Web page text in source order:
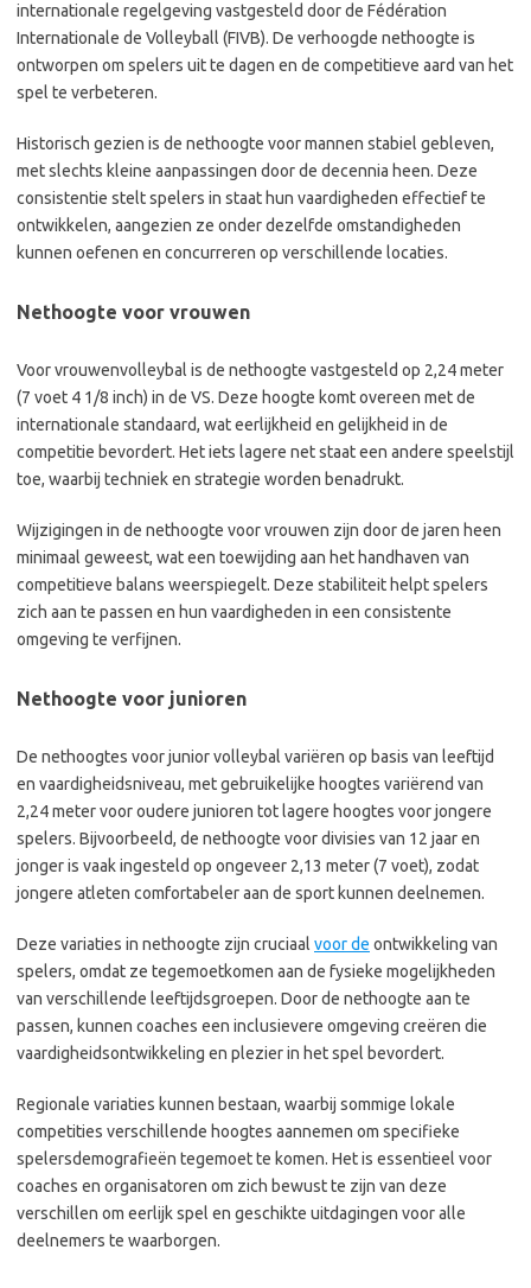
internationale regelgeving vastgesteld door de Fédération
Internationale de Volleyball (FIVB). De verhoogde nethoogte is
ontworpen om spelers uit te dagen en de competitieve aard van het
spel te verbeteren.
Historisch gezien is de nethoogte voor mannen stabiel gebleven,
met slechts kleine aanpassingen door de decennia heen. Deze
consistentie stelt spelers in staat hun vaardigheden effectief te
ontwikkelen, aangezien ze onder dezelfde omstandigheden
kunnen oefenen en concurreren op verschillende locaties.
Nethoogte voor vrouwen
Voor vrouwenvolleybal is de nethoogte vastgesteld op 2,24 meter
(7 voet 4 1/8 inch) in de VS. Deze hoogte komt overeen met de
internationale standaard, wat eerlijkheid en gelijkheid in de
competitie bevordert. Het iets lagere net staat een andere speelstijl
toe, waarbij techniek en strategie worden benadrukt.
Wijzigingen in de nethoogte voor vrouwen zijn door de jaren heen
minimaal geweest, wat een toewijding aan het handhaven van
competitieve balans weerspiegelt. Deze stabiliteit helpt spelers
zich aan te passen en hun vaardigheden in een consistente
omgeving te verfijnen.
Nethoogte voor junioren
De nethoogtes voor junior volleybal variëren op basis van leeftijd
en vaardigheidsniveau, met gebruikelijke hoogtes variërend van
2,24 meter voor oudere junioren tot lagere hoogtes voor jongere
spelers. Bijvoorbeeld, de nethoogte voor divisies van 12 jaar en
jonger is vaak ingesteld op ongeveer 2,13 meter (7 voet), zodat
jongere atleten comfortabeler aan de sport kunnen deelnemen.
Deze variaties in nethoogte zijn cruciaal voor de ontwikkeling van
spelers, omdat ze tegemoetkomen aan de fysieke mogelijkheden
van verschillende leeftijdsgroepen. Door de nethoogte aan te
passen, kunnen coaches een inclusievere omgeving creëren die
vaardigheidsontwikkeling en plezier in het spel bevordert.
Regionale variaties kunnen bestaan, waarbij sommige lokale
competities verschillende hoogtes aannemen om specifieke
spelersdemografieën tegemoet te komen. Het is essentieel voor
coaches en organisatoren om zich bewust te zijn van deze
verschillen om eerlijk spel en geschikte uitdagingen voor alle
deelnemers te waarborgen.